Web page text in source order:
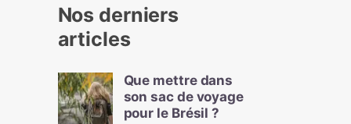
Nos derniers
articles
Que mettre dans
son sac de voyage
pour le Brésil ?